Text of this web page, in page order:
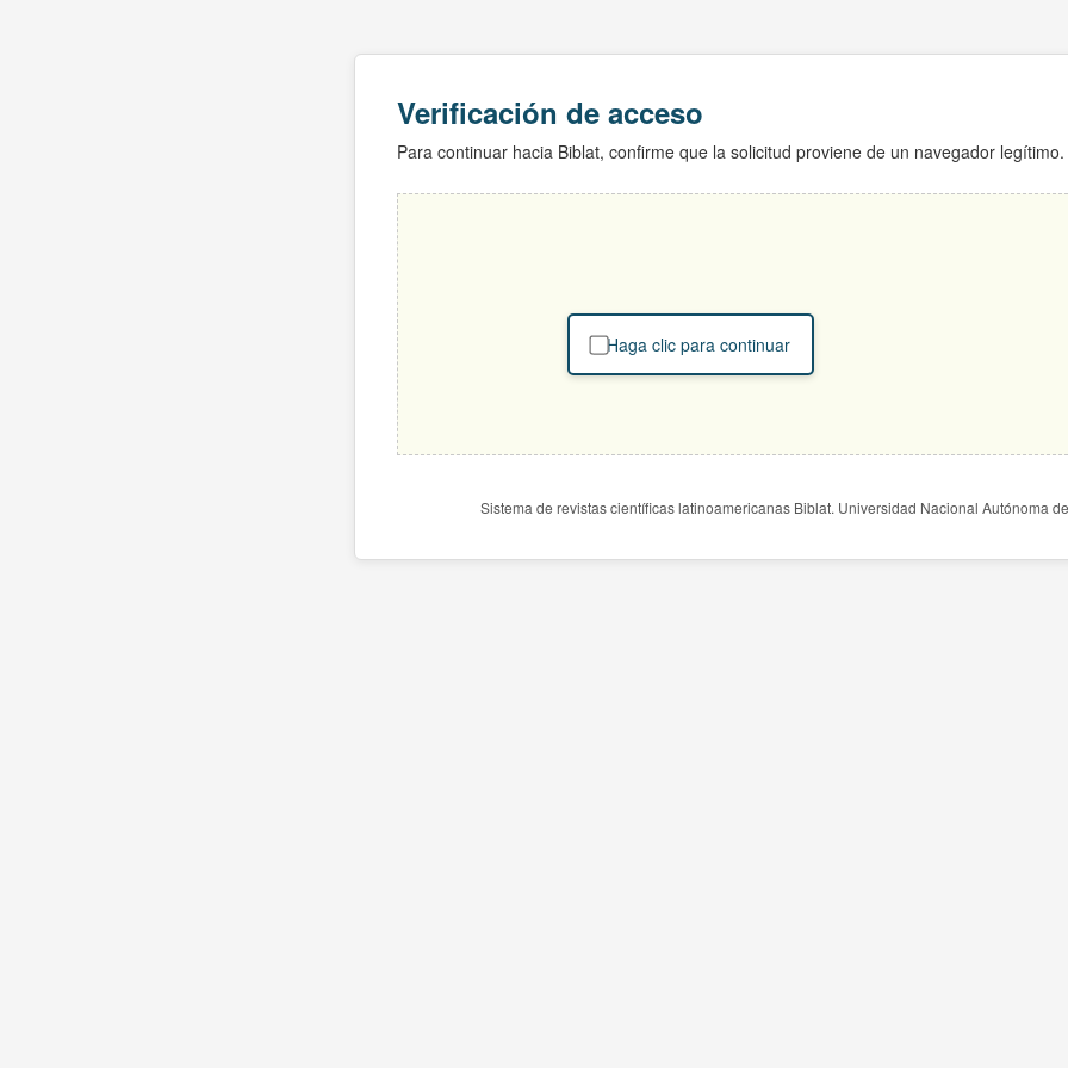
Verificación de acceso
Para continuar hacia Biblat, confirme que la solicitud proviene de un navegador legítimo.
Haga clic para continuar
Sistema de revistas científicas latinoamericanas Biblat. Universidad Nacional Autónoma